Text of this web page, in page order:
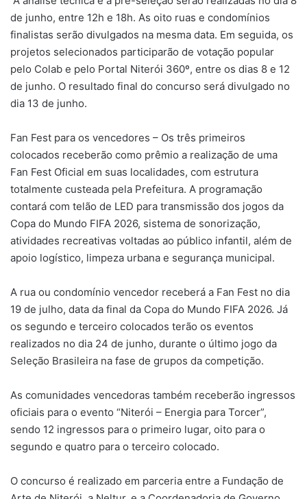
de junho, entre 12h e 18h. As oito ruas e condomínios
finalistas serão divulgados na mesma data. Em seguida, os
projetos selecionados participarão de votação popular
pelo Colab e pelo Portal Niterói 360º, entre os dias 8 e 12
de junho. O resultado final do concurso será divulgado no
dia 13 de junho.
Fan Fest para os vencedores – Os três primeiros
colocados receberão como prêmio a realização de uma
Fan Fest Oficial em suas localidades, com estrutura
totalmente custeada pela Prefeitura. A programação
contará com telão de LED para transmissão dos jogos da
Copa do Mundo FIFA 2026, sistema de sonorização,
atividades recreativas voltadas ao público infantil, além de
apoio logístico, limpeza urbana e segurança municipal.
A rua ou condomínio vencedor receberá a Fan Fest no dia
19 de julho, data da final da Copa do Mundo FIFA 2026. Já
os segundo e terceiro colocados terão os eventos
realizados no dia 24 de junho, durante o último jogo da
Seleção Brasileira na fase de grupos da competição.
As comunidades vencedoras também receberão ingressos
oficiais para o evento “Niterói – Energia para Torcer”,
sendo 12 ingressos para o primeiro lugar, oito para o
segundo e quatro para o terceiro colocado.
O concurso é realizado em parceria entre a Fundação de